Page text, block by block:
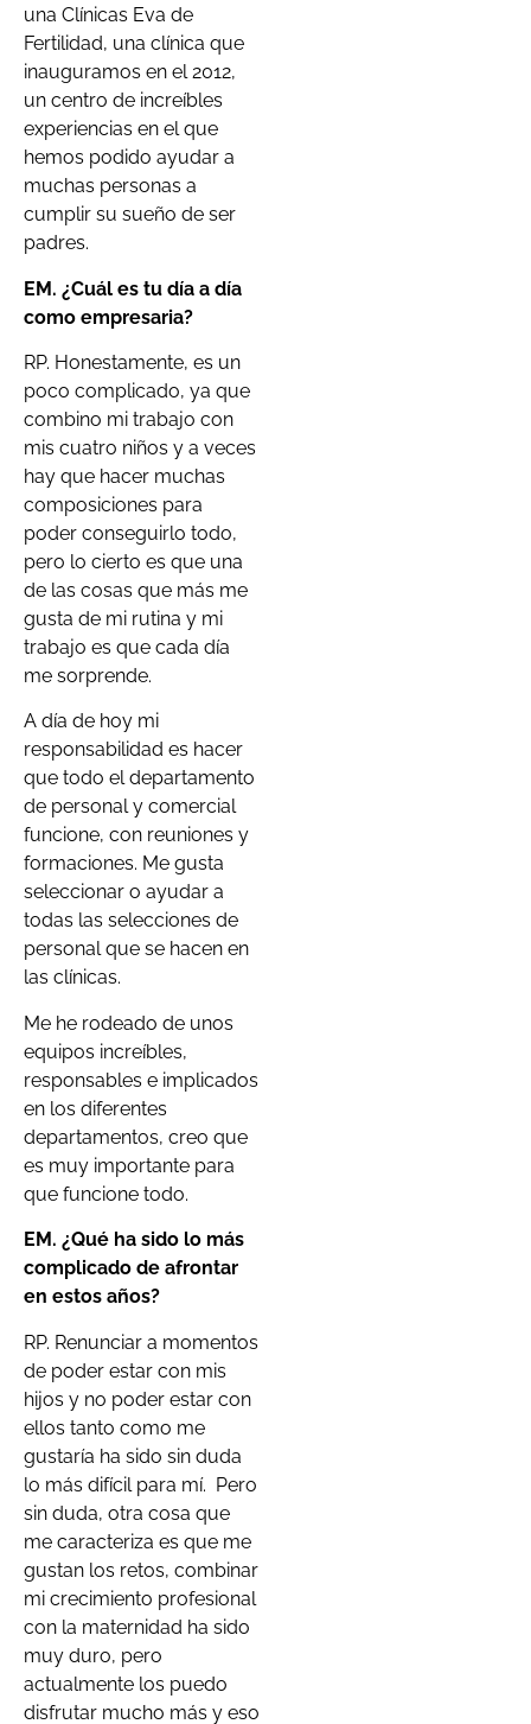
una Clínicas Eva de
Fertilidad, una clínica que
inauguramos en el 2012,
un centro de increíbles
experiencias en el que
hemos podido ayudar a
muchas personas a
cumplir su sueño de ser
padres.
EM. ¿Cuál es tu día a día
como empresaria?
RP. Honestamente, es un
poco complicado, ya que
combino mi trabajo con
mis cuatro niños y a veces
hay que hacer muchas
composiciones para
poder conseguirlo todo,
pero lo cierto es que una
de las cosas que más me
gusta de mi rutina y mi
trabajo es que cada día
me sorprende.
A día de hoy mi
responsabilidad es hacer
que todo el departamento
de personal y comercial
funcione, con reuniones y
formaciones. Me gusta
seleccionar o ayudar a
todas las selecciones de
personal que se hacen en
las clínicas.
Me he rodeado de unos
equipos increíbles,
responsables e implicados
en los diferentes
departamentos, creo que
es muy importante para
que funcione todo.
EM. ¿Qué ha sido lo más
complicado de afrontar
en estos años?
RP. Renunciar a momentos
de poder estar con mis
hijos y no poder estar con
ellos tanto como me
gustaría ha sido sin duda
lo más difícil para mí. Pero
sin duda, otra cosa que
me caracteriza es que me
gustan los retos, combinar
mi crecimiento profesional
con la maternidad ha sido
muy duro, pero
actualmente los puedo
disfrutar mucho más y eso